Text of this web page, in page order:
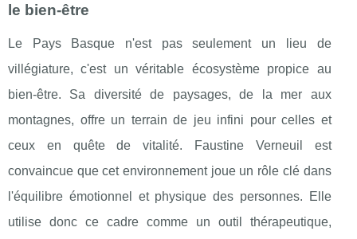
le bien-être
Le Pays Basque n'est pas seulement un lieu de
villégiature, c'est un véritable écosystème propice au
bien-être. Sa diversité de paysages, de la mer aux
montagnes, offre un terrain de jeu infini pour celles et
ceux en quête de vitalité. Faustine Verneuil est
convaincue que cet environnement joue un rôle clé dans
l'équilibre émotionnel et physique des personnes. Elle
utilise donc ce cadre comme un outil thérapeutique,